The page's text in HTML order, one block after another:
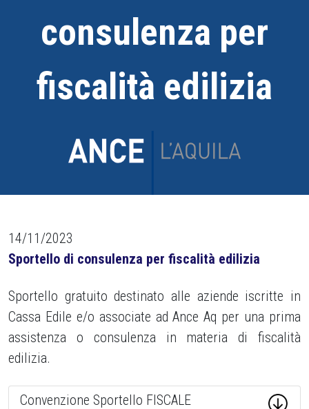
consulenza per
fiscalità edilizia
14/11/2023
Sportello di consulenza per fiscalità edilizia
Sportello gratuito destinato alle aziende iscritte in
Cassa Edile e/o associate ad Ance Aq per una prima
assistenza o consulenza in materia di fiscalità
edilizia.
Convenzione Sportello FISCALE